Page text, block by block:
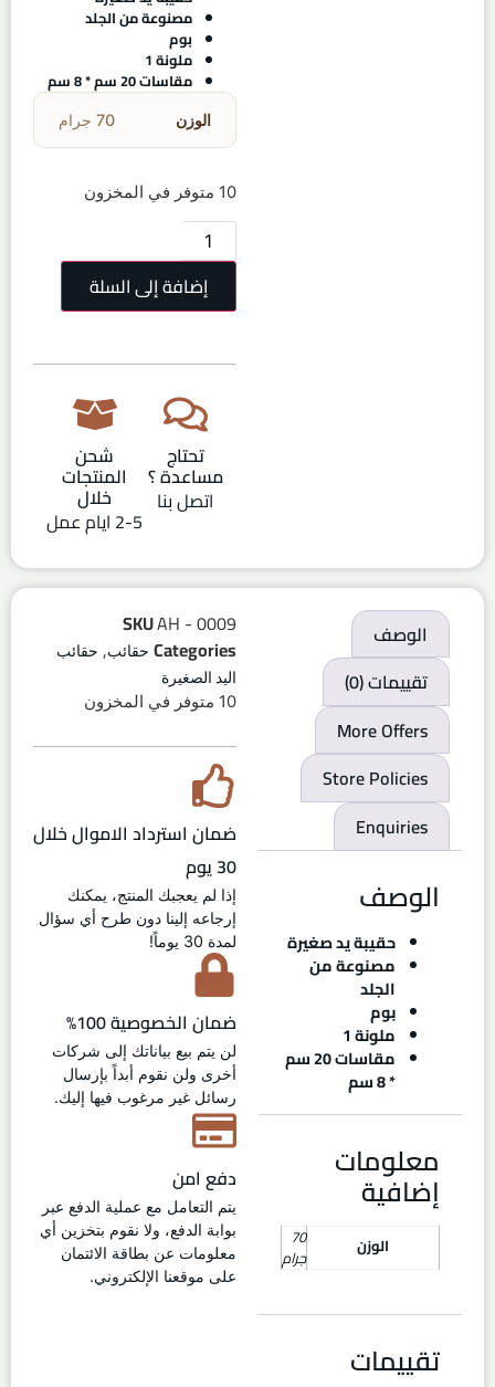
مصنوعة من الجلد
بوم
ملونة 1
مقاسات 20 سم * 8 سم
الوزن 70 جرام
10 متوفر في المخزون
إضافة إلى السلة
تحتاج
مساعدة ؟
اتصل بنا
شحن
المنتجات
خلال
2-5 ايام عمل
الوصف
تقييمات (0)
More Offers
Store Policies
Enquiries
الوصف
حقيبة يد صغيرة
مصنوعة من
الجلد
بوم
ملونة 1
مقاسات 20 سم
* 8 سم
معلومات
إضافية
الوزن 70
جرام
تقييمات
SKUAH - 0009
Categories حقائب, حقائب
اليد الصغيرة
10 متوفر في المخزون
ضمان استرداد الاموال خلال
30 يوم
إذا لم يعجبك المنتج، يمكنك
إرجاعه إلينا دون طرح أي سؤال
لمدة 30 يوماً!
ضمان الخصوصية 100%
لن يتم بيع بياناتك إلى شركات
أخرى ولن نقوم أبداً بإرسال
رسائل غير مرغوب فيها إليك.
دفع امن
يتم التعامل مع عملية الدفع عبر
بوابة الدفع، ولا نقوم بتخزين أي
معلومات عن بطاقة الائتمان
على موقعنا الإلكتروني.